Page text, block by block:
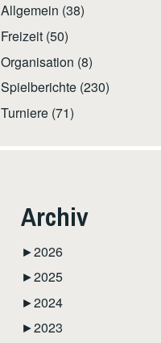
Allgemein (38)
Freizeit(50)
Organisation (8)
Spielberichte(230)
Turniere(71)
Archiv
►2026
►2025
►2024
►2023